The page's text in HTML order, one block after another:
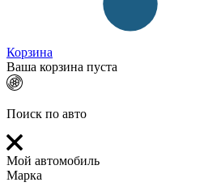
Корзина
Ваша корзина пуста
Поиск по авто
Мой автомобиль
Марка